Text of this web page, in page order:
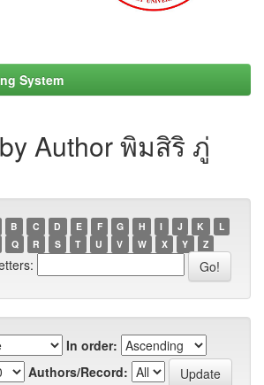
System
Author พิมสิริ ภู่
B C D E F G H I J K
L
Q R S T U V W X Y Z
In order:
Authors/Record: